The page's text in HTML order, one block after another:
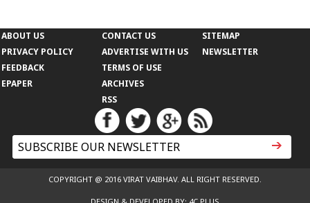
ABOUT US
PRIVACY POLICY
CONTACT US
ADVERTISE WITH US
SITEMAP
NEWSLETTER
FEEDBACK
EPAPER
TERMS OF USE
ARCHIVES
RSS
COPYRIGHT @ 2016 VIRAT VAIBHAV. ALL RIGHT RESERVED.